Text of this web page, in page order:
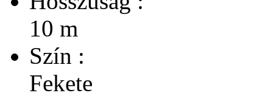
10 m
Szín :
Fekete